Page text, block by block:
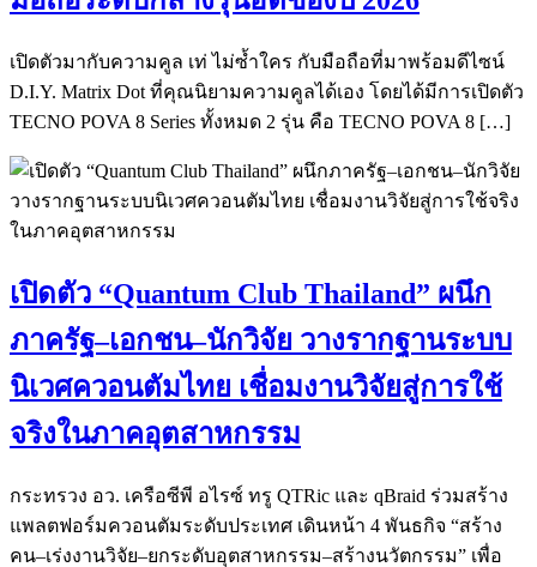
เปิดตัวมากับความคูล เท่ ไม่ซ้ำใคร กับมือถือที่มาพร้อมดีไซน์
D.I.Y. Matrix Dot ที่คุณนิยามความคูลได้เอง โดยได้มีการเปิดตัว
TECNO POVA 8 Series ทั้งหมด 2 รุ่น คือ TECNO POVA 8 […]
เปิดตัว “Quantum Club Thailand” ผนึก
ภาครัฐ–เอกชน–นักวิจัย วางรากฐานระบบ
นิเวศควอนตัมไทย เชื่อมงานวิจัยสู่การใช้
จริงในภาคอุตสาหกรรม
กระทรวง อว. เครือซีพี อไรซ์ ทรู QTRic และ qBraid ร่วมสร้าง
แพลตฟอร์มควอนตัมระดับประเทศ เดินหน้า 4 พันธกิจ “สร้าง
คน–เร่งงานวิจัย–ยกระดับอุตสาหกรรม–สร้างนวัตกรรม” เพื่อ